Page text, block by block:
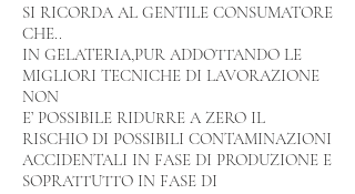
SI RICORDA AL GENTILE CONSUMATORE
CHE..
IN GELATERIA,PUR ADDOTTANDO LE
MIGLIORI TECNICHE DI LAVORAZIONE
NON
E’ POSSIBILE RIDURRE A ZERO IL
RISCHIO DI POSSIBILI CONTAMINAZIONI
ACCIDENTALI IN FASE DI PRODUZIONE E
SOPRATTUTTO IN FASE DI